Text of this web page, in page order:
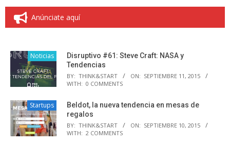
Anúnciate aquí
Noticias
Disruptivo #61: Steve Craft: NASA y
Tendencias
BY: THINK&START ON: SEPTIEMBRE 11, 2015
WITH: 0 COMMENTS
Startups
Beldot, la nueva tendencia en mesas de
regalos
BY: THINK&START ON: SEPTIEMBRE 10, 2015
WITH: 2 COMMENTS